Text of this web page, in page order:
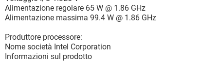
Alimentazione regolare 65 W @ 1.86 GHz
Alimentazione massima 99.4 W @ 1.86 GHz
Produttore processore:
Nome società Intel Corporation
Informazioni sul prodotto